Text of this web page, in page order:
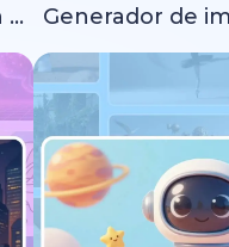
Generador de videos con IA